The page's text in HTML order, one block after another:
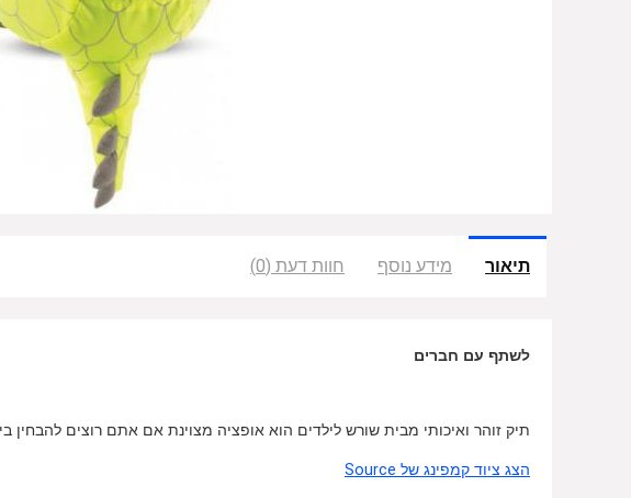
תיאור מידע נוסף חוות דעת (0)
לשתף עם חברים
תיק זוהר ואיכותי מבית שורש לילדים הוא אופציה מצוינת אם אתם רוצים להבחין
הצג ציוד קמפינג של Source